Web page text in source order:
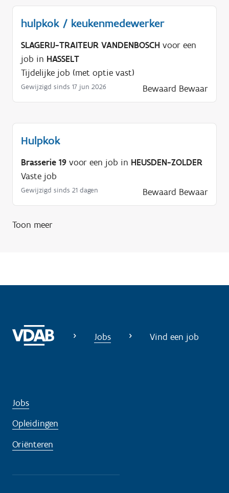
i
hulpkok / keukenmedewerker
SLAGERIJ-TRAITEUR VANDENBOSCH voor een
job in HASSELT
Tijdelijke job (met optie vast)
Gewijzigd sinds 17 jun 2026 Bewaard Bewaar
Hulpkok
Brasserie 19 voor een job in HEUSDEN-ZOLDER
Vaste job
Gewijzigd sinds 21 dagen Bewaard Bewaar
Toon meer
Jobs Vind een job
Jobs
Opleidingen
Oriënteren